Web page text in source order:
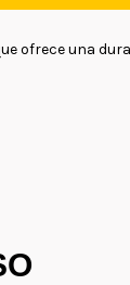
ofrece una